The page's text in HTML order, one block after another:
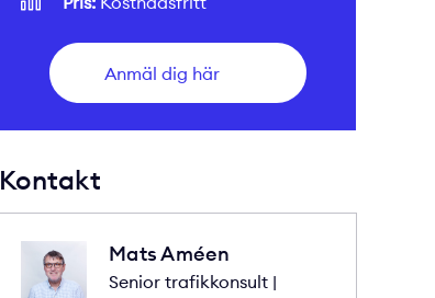
Anmäl dig här
Kontakt
Mats Améen
Senior trafikkonsult |